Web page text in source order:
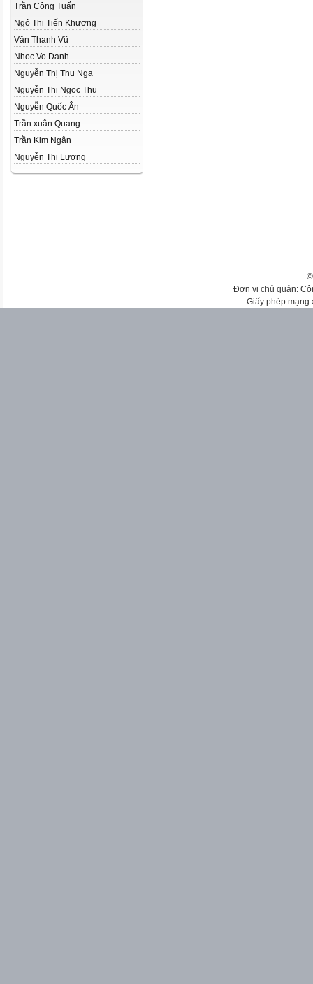
Trần Công Tuấn
Ngô Thị Tiến Khương
Văn Thanh Vũ
Nhoc Vo Danh
Nguyễn Thị Thu Nga
Nguyễn Thị Ngọc Thu
Nguyễn Quốc Ân
Trần xuân Quang
Trần Kim Ngân
Nguyễn Thị Lượng
Đơn vị chủ quản:
Giấy phép mạng